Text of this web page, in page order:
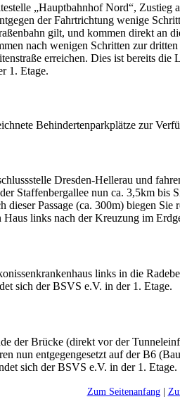
„Hauptbahnhof Nord“,
der Fahrtrichtung wenige
gilt, und kommen direkt an
nach wenigen Schritten zur
erreichen. Dies ist bereits
1. Etage.
Behindertenparkplätze zur
Dresden-Hellerau und
Staffenbergallee nun ca. 3,5km
Passage (ca. 300m) biegen
links nach der Kreuzung im
links in die
sich der BSVS e.V. in der 1. Etage.
der Brücke (direkt vor der
nun entgegengesetzt auf der B6
sich der BSVS e.V. in der 1. Etage.
Zum Seitenanfang|